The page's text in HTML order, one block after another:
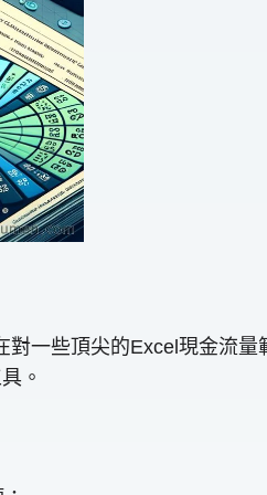
一些頂尖的Excel現金流量
。